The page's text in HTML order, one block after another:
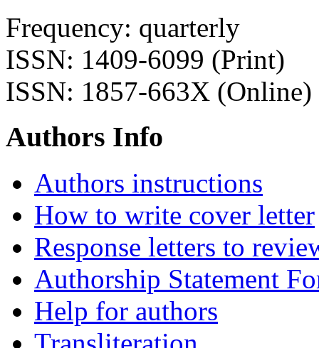
Frequency: quarterly
ISSN: 1409-6099 (Print)
ISSN: 1857-663X (Online)
Authors Info
Authors instructions
How to write cover letter
Response letters to
Authorship Statement
Help for authors